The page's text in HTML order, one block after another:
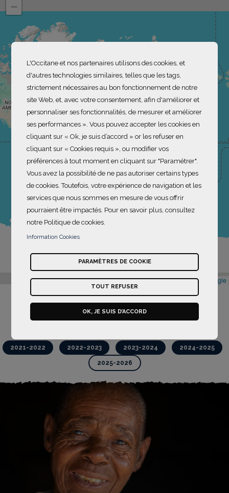
−
Leaflet|Map data © Google
à la carte
Les projets
2021-2022 2022-2023 2023-2024 2024-2025
2025-2026
L'Occitane et nos partenaires utilisons des cookies, et
d'autres technologies similaires, telles que les tags,
strictement nécessaires au bon fonctionnement de notre
site Web, et, avec votre consentement, afin d'améliorer et
personnaliser ses fonctionnalités, de mesurer et améliorer
ses performances ». Vous pouvez accepter les cookies en
cliquant sur « Ok, je suis d’accord » or les refuser en
cliquant sur « Cookies requis », ou modifier vos
préférences à tout moment en cliquant sur "Paramétrer".
Vous avez la possibilité de ne pas autoriser certains types
de cookies. Toutefois, votre expérience de navigation et les
services que nous sommes en mesure de vous offrir
pourraient être impactés. Pour en savoir plus, consultez
notre Politique de cookies.
Information Cookies
PARAMÈTRES DE COOKIE
TOUT REFUSER
OK, JE SUIS D’ACCORD